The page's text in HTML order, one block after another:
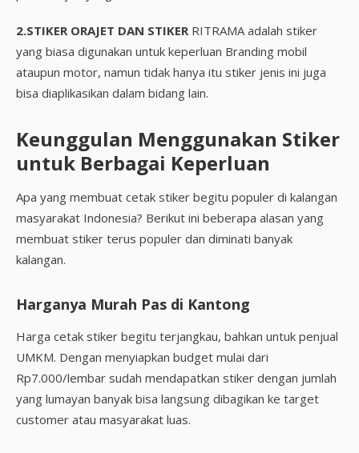
2.STIKER ORAJET DAN STIKERRITRAMA adalah stiker
yang biasa digunakan untuk keperluan Branding mobil
ataupun motor, namun tidak hanya itu stiker jenis ini juga
bisa diaplikasikan dalam bidang lain.
Keunggulan Menggunakan Stiker
untuk Berbagai Keperluan
Apa yang membuat cetak stiker begitu populer di kalangan
masyarakat Indonesia? Berikut ini beberapa alasan yang
membuat stiker terus populer dan diminati banyak
kalangan.
Harganya Murah Pas di Kantong
Harga cetak stiker begitu terjangkau, bahkan untuk penjual
UMKM. Dengan menyiapkan budget mulai dari
Rp7.000/lembar sudah mendapatkan stiker dengan jumlah
yang lumayan banyak bisa langsung dibagikan ke target
customer atau masyarakat luas.